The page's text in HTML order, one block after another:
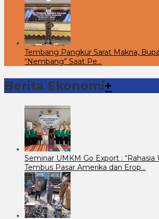
Tembang Pangkur Sarat Makna,
“Nembang” Saat Pe…
Berita Ekonomi+
Seminar UMKM Go Export : “Rahasia
Tembus Pasar Amerika dan Erop…